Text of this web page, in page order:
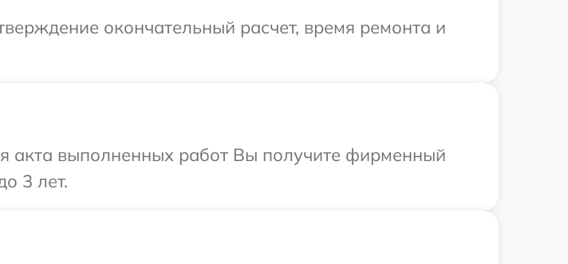
окончательный расчет, время ремонта и
акта выполненных работ Вы получите фирменный
3 лет.